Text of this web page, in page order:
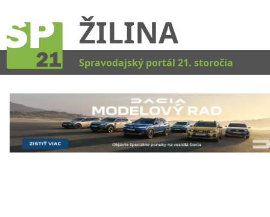
ŽILINA
Spravodajský portál 21. storočia